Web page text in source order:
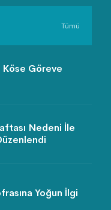
Tümü
Köse Göreve
Nedeni İle
Yoğun İlgi